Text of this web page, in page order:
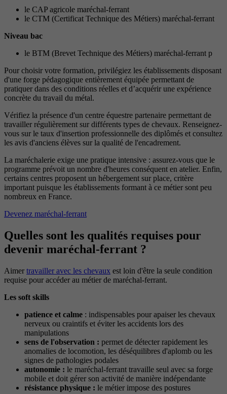
le CAP agricole maréchal-ferrant
le CTM (Certificat Technique des Métiers) maréchal-ferrant
Niveau bac
le BTM (Brevet Technique des Métiers) maréchal-ferrant p
Pour choisir votre formation, privilégiez les établissements disposant
d'une forge pédagogique entièrement équipée permettant de
pratiquer dans des conditions réelles et d’acquérir une expérience
concrète du travail du métal.
Vérifiez la présence d'un centre équestre partenaire permettant de
travailler régulièrement sur différents types de chevaux. Renseignez-
vous sur le taux d'insertion professionnelle des diplômés et consultez
les avis d'anciens élèves sur la qualité de l'encadrement.
La maréchalerie exige une pratique intensive : assurez-vous que le
programme prévoit un nombre d'heures conséquent en atelier. Enfin,
certains centres proposent un hébergement sur place, critère
important puisque les établissements formant à ce métier sont peu
nombreux en France.
Devenez maréchal-ferrant
Quelles sont les qualités requises pour
devenir maréchal-ferrant ?
Aimer travailler avec les chevaux est loin d'être la seule condition
requise pour accéder au métier de maréchal-ferrant.
Les soft skills
patience et calme : indispensables pour apaiser les chevaux
nerveux ou craintifs et éviter les accidents lors des
manipulations
sens de l'observation : permet de détecter rapidement les
anomalies de locomotion, les déséquilibres d'aplomb ou les
signes de pathologies podales
autonomie : le maréchal-ferrant travaille seul avec sa forge
mobile et doit gérer son activité de manière indépendante
résistance physique : le métier impose des postures